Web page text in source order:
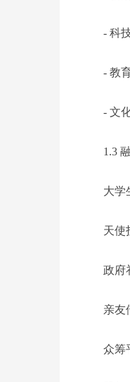
- 科
- 教
- 文
1.3
大学
天使
政府
亲友
众筹